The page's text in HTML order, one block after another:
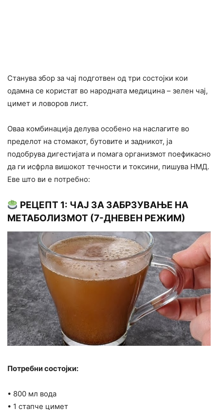
Станува збор за чај подготвен од три состојки кои
одамна се користат во народната медицина – зелен чај,
цимет и ловоров лист.
Оваа комбинација делува особено на наслагите во
пределот на стомакот, бутовите и задникот, ја
подобрува дигестијата и помага организмот поефикасно
да ги исфрла вишокот течности и токсини, пишува НМД.
Еве што ви е потребно:
РЕЦЕПТ 1: ЧАЈ ЗА ЗАБРЗУВАЊЕ НА
МЕТАБОЛИЗМОТ (7-ДНЕВЕН РЕЖИМ)
Потребни состојки:
• 800 мл вода
• 1 стапче цимет